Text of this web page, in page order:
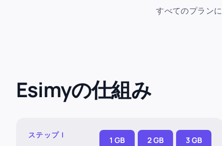
すべてのプラン
Esimyの仕組み
ステップ I
1 GB 2 GB 3 GB